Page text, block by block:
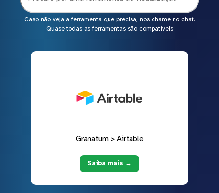
Caso não veja a ferramenta que precisa, nos chame no chat.
Quase todas as ferramentas são compatíveis
Granatum > Airtable
Saiba mais →